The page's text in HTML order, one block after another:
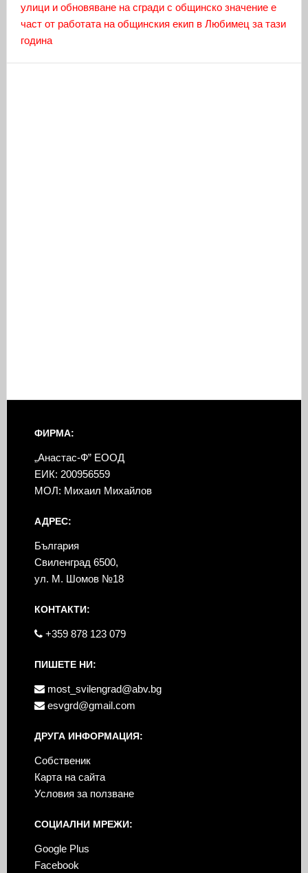
улици и обновяване на сгради с общинско значение е
част от работата на общинския екип в Любимец за тази
година
ФИРМА:
„Анастас-Ф” ЕООД
ЕИК: 200956559
МОЛ: Михаил Михайлов
АДРЕС:
България
Свиленград 6500,
ул. М. Шомов №18
КОНТАКТИ:
+359 878 123 079
ПИШЕТЕ НИ:
most_svilengrad@abv.bg
esvgrd@gmail.com
ДРУГА ИНФОРМАЦИЯ:
Собственик
Карта на сайта
Условия за ползване
СОЦИАЛНИ МРЕЖИ:
Google Plus
Facebook